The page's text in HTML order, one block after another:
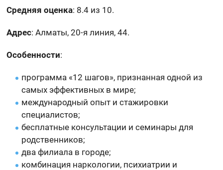
Средняя оценка: 8.4 из 10.
Адрес: Алматы, 20-я линия, 44.
Особенности:
программа «12 шагов», признанная одной из
самых эффективных в мире;
международный опыт и стажировки
специалистов;
бесплатные консультации и семинары для
родственников;
два филиала в городе;
комбинация наркологии, психиатрии и